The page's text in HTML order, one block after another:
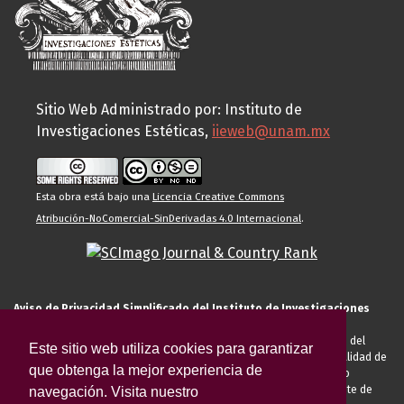
Este sitio web utiliza cookies para garantizar
que obtenga la mejor experiencia de
navegación. Visita nuestro
Sitio Web Administrado por: Instituto de
Investigaciones Estéticas, iieweb@unam.mx
Esta obra está bajo una Licencia Creative Commons
Atribución-NoComercial-SinDerivadas 4.0 Internacional.
Aviso de Privacidad Simplificado del Instituto de Investigaciones
El Instituto de Investigaciones Estéticas de la UNAM, es responsable del
tratamiento de sus datos personales para el registro de usted en calidad de
alumno, docente, personal de la entidad académica, conferencista o
invitado externo (nacional o extranjero), visitante, proveedor o cliente de